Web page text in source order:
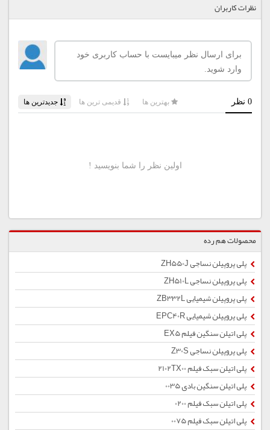
نظرات کاربران
محصولات هم رده
پلی پروپیلن نساجی ZH550J
پلی پروپیلن نساجی ZH510L
پلی پروپیلن شیمیایی ZB332L
پلی پروپیلن شیمیایی EPC40R
پلی اتیلن سنگین فیلم EX5
پلی پروپیلن نساجی Z30S
پلی اتیلن سبک فیلم 2102TX00
پلی اتیلن سنگین بادی 0035
پلی اتیلن سبک فیلم 0200
پلی اتیلن سبک فیلم 0075